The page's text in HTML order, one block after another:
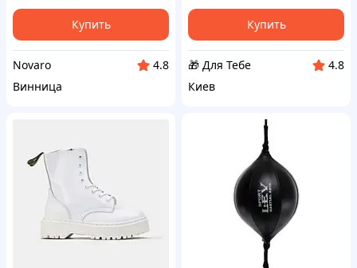
Купить
Novaro
4.8
Винница
Купить
🎁 Для Тебе
4.8
Киев